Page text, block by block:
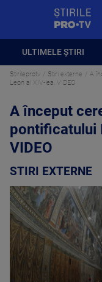
ULTIMELE ȘTIRI
Stirileprotv Stiri externe
A
Leon al XIV-lea. VIDEO
A început
pontificatului
VIDEO
STIRI EXTERNE